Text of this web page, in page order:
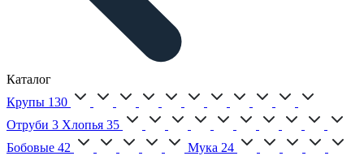
Каталог
Крупы 130
Отруби 3 Хлопья 35
Бобовые 42 Мука 24